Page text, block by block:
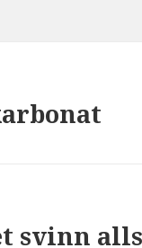
svinn alls